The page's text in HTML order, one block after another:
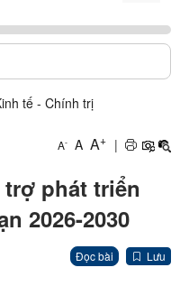
tế - Chính trị
A- A A+ |
phát triển
2026-2030
Đọc bài Lưu